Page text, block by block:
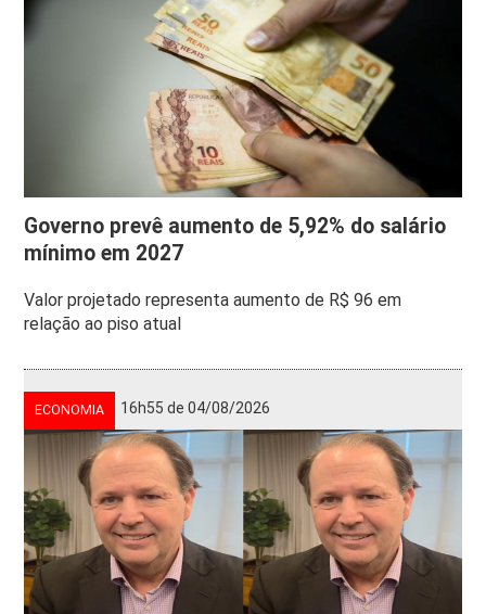
Governo prevê aumento de 5,92% do salário
mínimo em 2027
Valor projetado representa aumento de R$ 96 em
relação ao piso atual
ECONOMIA 16h55 de 04/08/2026